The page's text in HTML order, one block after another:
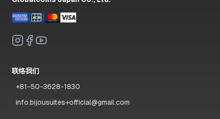
联络我们
+81-50-3628-1830
info.bijousuites+official@gmail.com